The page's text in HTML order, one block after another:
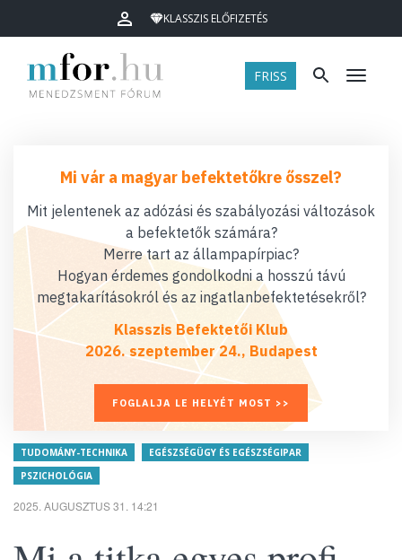
KLASSZIS ELŐFIZETÉS
FRISS Menü
Mi vár a magyar befektetőkre ősszel?
Mit jelentenek az adózási és szabályozási változások
a befektetők számára?
Merre tart az állampapírpiac?
Hogyan érdemes gondolkodni a hosszú távú
megtakarításokról és az ingatlanbefektetésekről?
Klasszis Befektetői Klub
2026. szeptember 24., Budapest
FOGLALJA LE HELYÉT MOST >>
TUDOMÁNY-TECHNIKA
EGÉSZSÉGÜGY ÉS EGÉSZSÉGIPAR
PSZICHOLÓGIA
2025. AUGUSZTUS 31. 14:21